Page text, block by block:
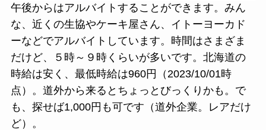
午後からはアルバイトすることができます。みん
な、近くの生協やケーキ屋さん、イトーヨーカド
ーなどでアルバイトしています。時間はさまざま
だけど、５時～９時くらいが多いです。北海道の
時給は安く、最低時給は960円（2023/10/01時
点）。道外から来るとちょっとびっくりかも。で
も、探せば1,000円も可です（道外企業。レアだけ
ど）。